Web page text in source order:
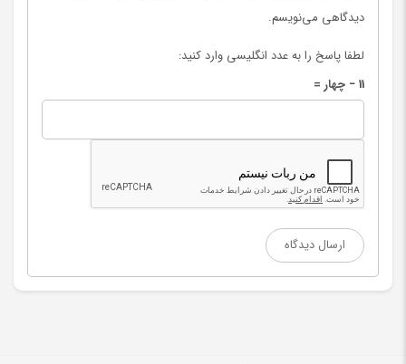
دیدگاهی می‌نویسم.
لطفا پاسخ را به عدد انگلیسی وارد کنید:
11 − چهار =